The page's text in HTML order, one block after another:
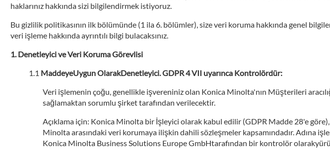
haklarınız hakkında sizi bilgilendirmek istiyoruz.
Bu gizlilik politikasının ilk bölümünde (1 ila 6. bölümler), size veri koruma hakkında genel
veri işleme hakkında ayrıntılı bilgi bulacaksınız.
Denetleyici ve Veri Koruma Görevlisi
MaddeyeUygun OlarakDenetleyici. GDPR 4 VII uyarınca Kontrolördür:
Veri işlemenin çoğu, genellikle işvereniniz olan Konica Minolta'nın Müşterileri
sağlamaktan sorumlu şirket tarafından verilecektir.
Açıklama için: Konica Minolta bir İşleyici olarak kabul edilir (GDPR Madde 28'e
Minolta arasındaki veri korumaya ilişkin dahili sözleşmeler kapsamındadır. Adına
Konica Minolta Business Solutions Europe GmbHtarafından bir kontrolör